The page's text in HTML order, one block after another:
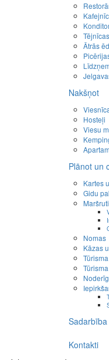
Ātrās
Nakšņot
Hosteļi
Viesu
Plānot un
Kartes
Gidu
Maršruti
Nomas
Kāzas
Sadarbība
Kontakti